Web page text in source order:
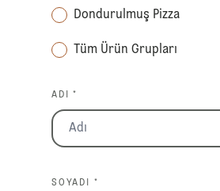
Dondurulmuş Pizza
Tüm Ürün Grupları
ADI *
SOYADI *